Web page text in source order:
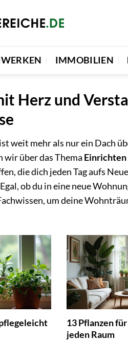
IMMOBILIEN
Herz und
weit mehr als nur ein Dach
wir über das Thema Einrichten
die dich jeden Tag aufs
ob du in eine neue
um deine
13 Pflanzen
jeden Raum